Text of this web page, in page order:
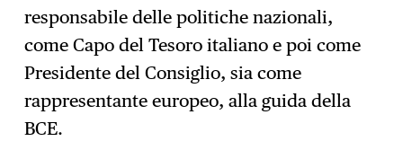
responsabile delle politiche nazionali,
come Capo del Tesoro italiano e poi come
Presidente del Consiglio, sia come
rappresentante europeo, alla guida della
BCE.